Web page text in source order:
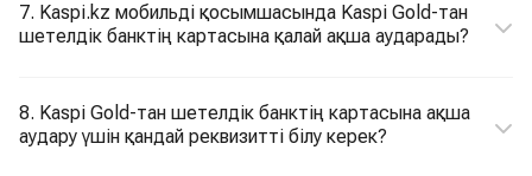
7. Kaspi.kz мобильді қосымшасында Kaspi Gold-тан
шетелдік банктің картасына қалай ақша аударады?
8. Kaspi Gold-тан шетелдік банктің картасына ақша
аудару үшін қандай реквизитті білу керек?